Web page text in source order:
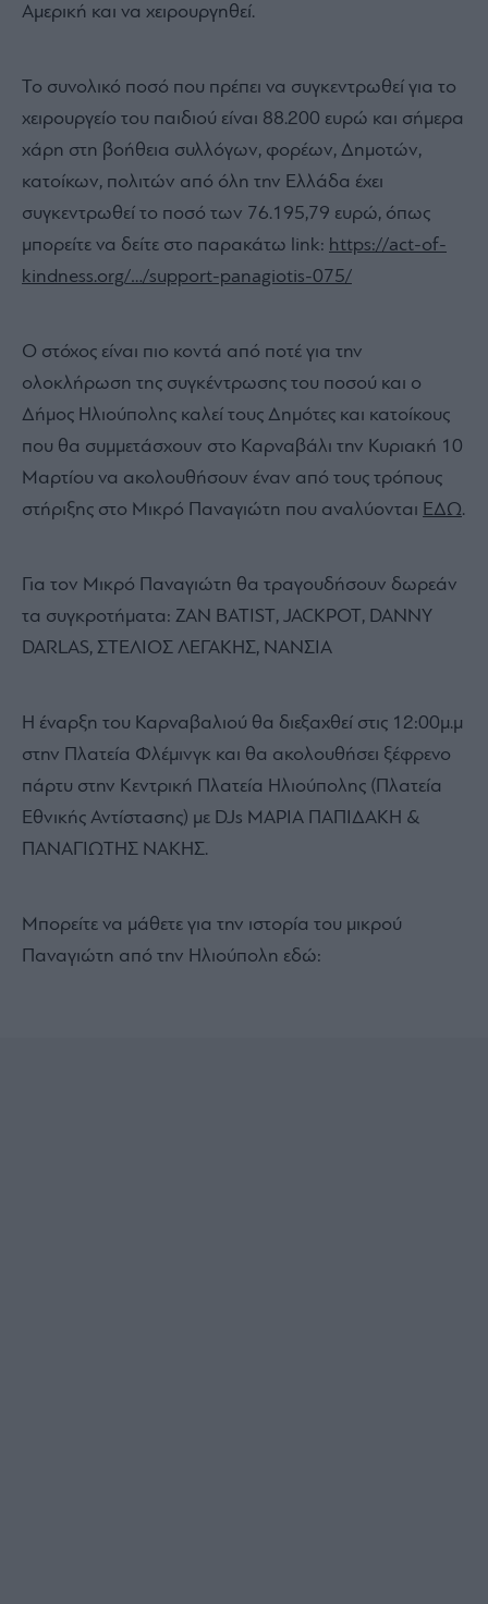
Αμερική και να χειρουργηθεί.
Το συνολικό ποσό που πρέπει να συγκεντρωθεί για το
χειρουργείο του παιδιού είναι 88.200 ευρώ και σήμερα
χάρη στη βοήθεια συλλόγων, φορέων, Δημοτών,
κατοίκων, πολιτών από όλη την Ελλάδα έχει
συγκεντρωθεί το ποσό των 76.195,79 ευρώ, όπως
μπορείτε να δείτε στο παρακάτω link: https://act-of-
kindness.org/…/support-panagiotis-075/
Ο στόχος είναι πιο κοντά από ποτέ για την
ολοκλήρωση της συγκέντρωσης του ποσού και ο
Δήμος Ηλιούπολης καλεί τους Δημότες και κατοίκους
που θα συμμετάσχουν στο Καρναβάλι την Κυριακή 10
Μαρτίου να ακολουθήσουν έναν από τους τρόπους
στήριξης στο Μικρό Παναγιώτη που αναλύονται ΕΔΩ.
Για τον Μικρό Παναγιώτη θα τραγουδήσουν δωρεάν
τα συγκροτήματα: ZAN BATIST, JACKPOT, DANNY
DARLAS, ΣΤΕΛΙΟΣ ΛΕΓΑΚΗΣ, ΝΑΝΣΙΑ
Η έναρξη του Καρναβαλιού θα διεξαχθεί στις 12:00μ.μ
στην Πλατεία Φλέμινγκ και θα ακολουθήσει ξέφρενο
πάρτυ στην Κεντρική Πλατεία Ηλιούπολης (Πλατεία
Εθνικής Αντίστασης) με DJs ΜΑΡΙΑ ΠΑΠΙΔΑΚΗ &
ΠΑΝΑΓΙΩΤΗΣ ΝΑΚΗΣ.
Μπορείτε να μάθετε για την ιστορία του μικρού
Παναγιώτη από την Ηλιούπολη εδώ: